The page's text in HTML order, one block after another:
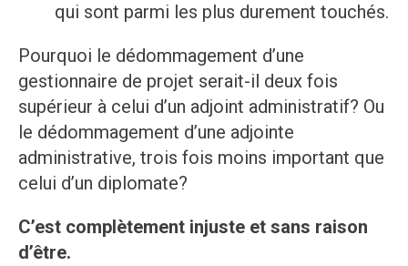
qui sont parmi les plus durement touchés.
Pourquoi le dédommagement d’une
gestionnaire de projet serait-il deux fois
supérieur à celui d’un adjoint administratif? Ou
le dédommagement d’une adjointe
administrative, trois fois moins important que
celui d’un diplomate?
C’est complètement injuste et sans raison
d’être.